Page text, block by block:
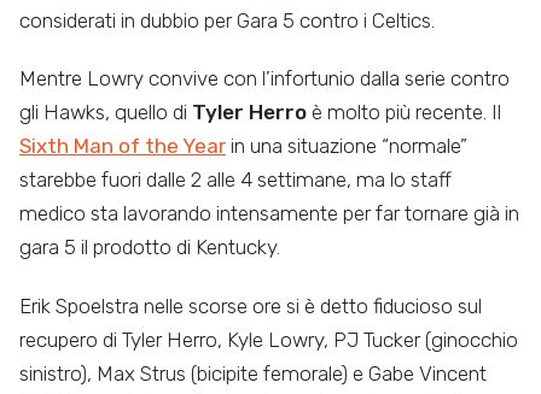
considerati in dubbio per Gara 5 contro i Celtics.
Mentre Lowry convive con l’infortunio dalla serie contro
gli Hawks, quello di Tyler Herro è molto più recente. Il
Sixth Man of the Year in una situazione “normale”
starebbe fuori dalle 2 alle 4 settimane, ma lo staff
medico sta lavorando intensamente per far tornare già in
gara 5 il prodotto di Kentucky.
Erik Spoelstra nelle scorse ore si è detto fiducioso sul
recupero di Tyler Herro, Kyle Lowry, PJ Tucker (ginocchio
sinistro), Max Strus (bicipite femorale) e Gabe Vincent